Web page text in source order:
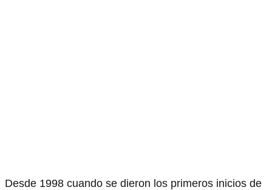
Desde 1998 cuando se dieron los primeros inicios de